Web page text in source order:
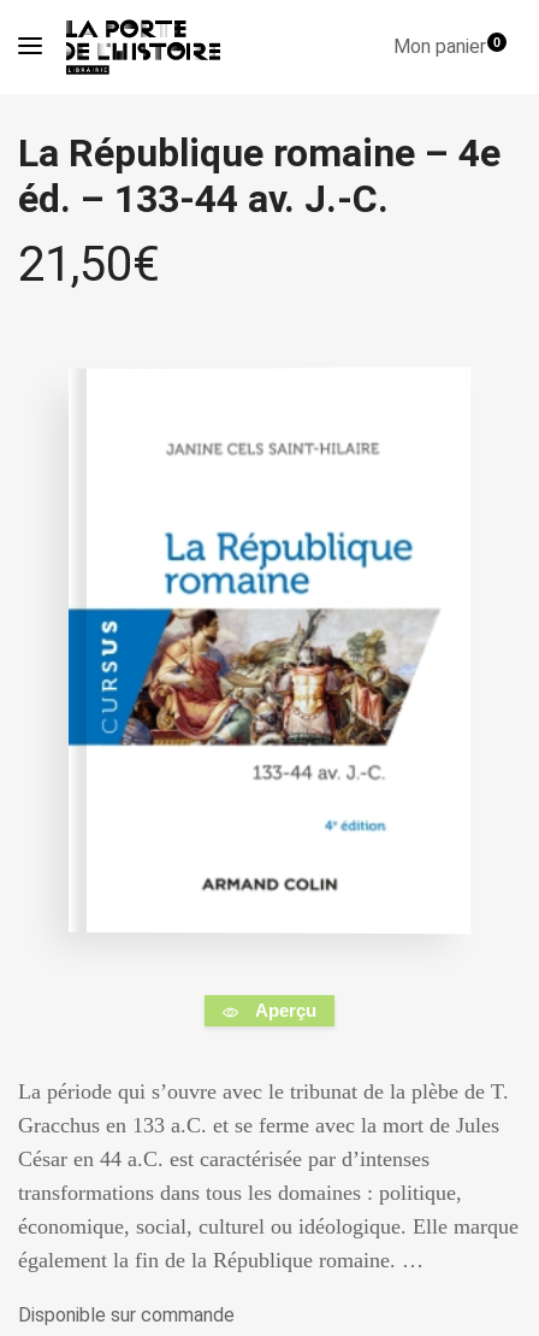
Mon panier0
La République romaine – 4e
éd. – 133-44 av. J.-C.
21,50€
Aperçu
La période qui s’ouvre avec le tribunat de la plèbe de T.
Gracchus en 133 a.C. et se ferme avec la mort de Jules
César en 44 a.C. est caractérisée par d’intenses
transformations dans tous les domaines : politique,
économique, social, culturel ou idéologique. Elle marque
également la fin de la République romaine. …
Disponible sur commande